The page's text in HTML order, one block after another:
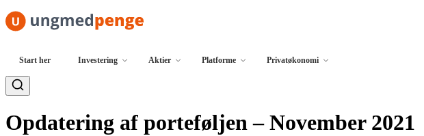
Spring til indhold
Start her Investering Aktier Platforme Privatøkonomi
Opdatering af porteføljen – November 2021